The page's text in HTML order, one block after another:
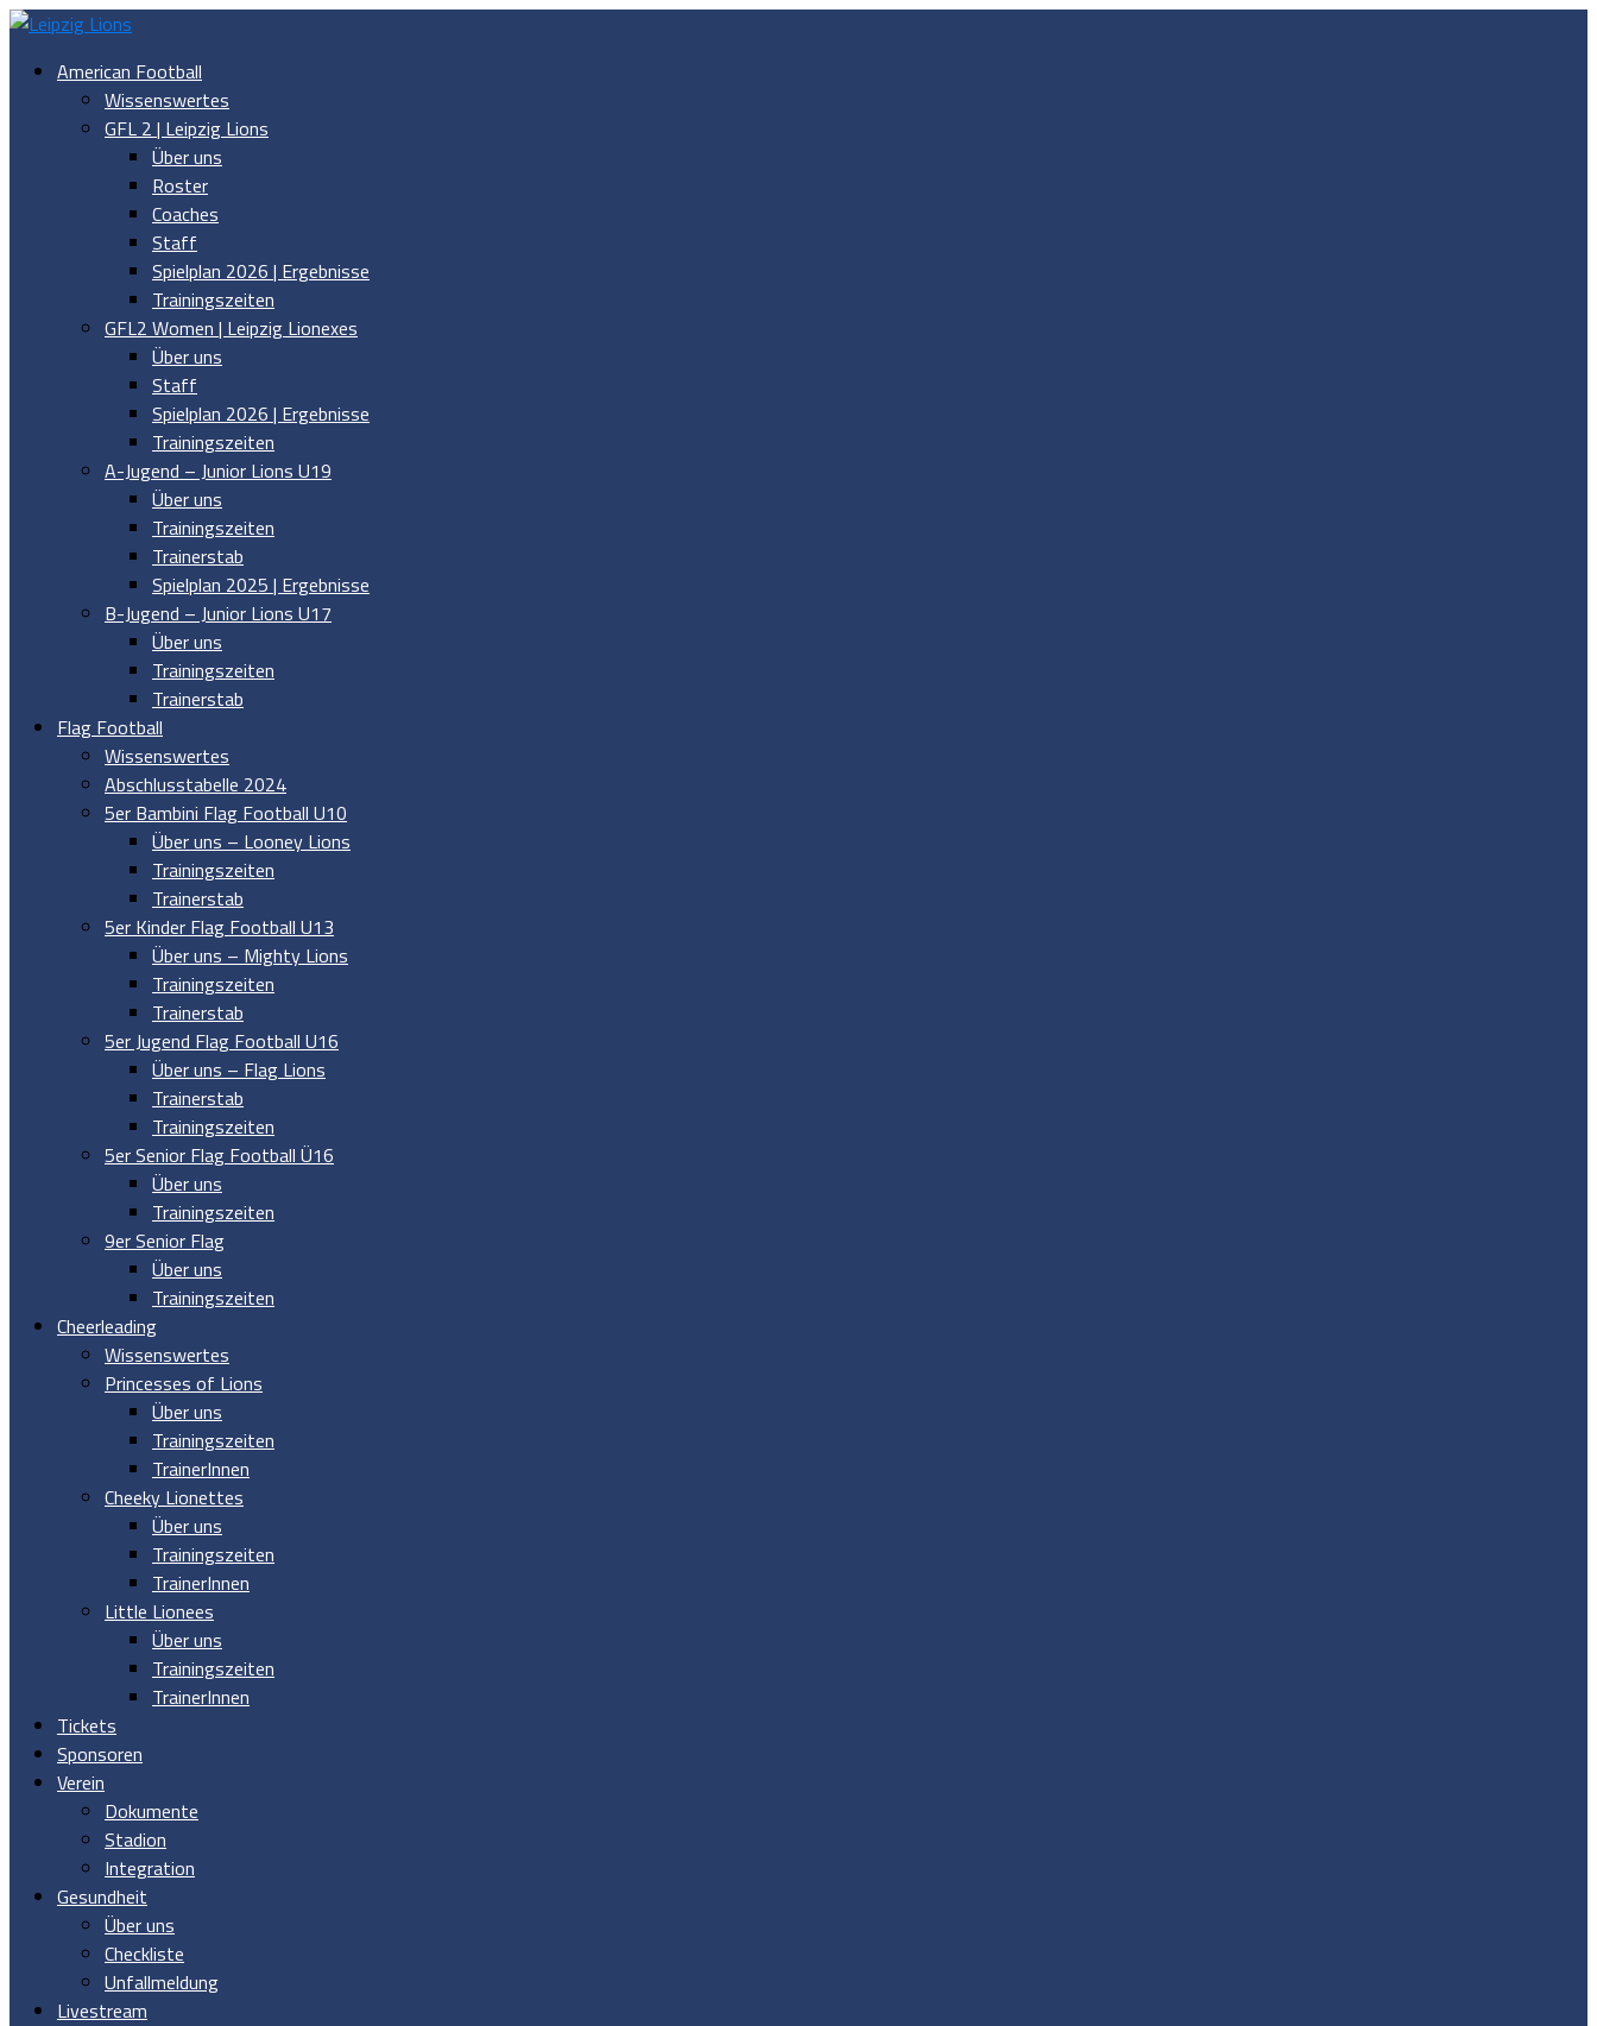
American Football
Wissenswertes
GFL 2 | Leipzig Lions
Über uns
Roster
Coaches
Staff
Spielplan 2026 | Ergebnisse
Trainingszeiten
GFL2 Women | Leipzig Lionexes
Über uns
Staff
Spielplan 2026 | Ergebnisse
Trainingszeiten
A-Jugend – Junior Lions U19
Über uns
Trainingszeiten
Trainerstab
Spielplan 2025 | Ergebnisse
B-Jugend – Junior Lions U17
Über uns
Trainingszeiten
Trainerstab
Flag Football
Wissenswertes
Abschlusstabelle 2024
5er Bambini Flag Football U10
Über uns – Looney Lions
Trainingszeiten
Trainerstab
5er Kinder Flag Football U13
Über uns – Mighty Lions
Trainingszeiten
Trainerstab
5er Jugend Flag Football U16
Über uns – Flag Lions
Trainerstab
Trainingszeiten
5er Senior Flag Football Ü16
Über uns
Trainingszeiten
9er Senior Flag
Über uns
Trainingszeiten
Cheerleading
Wissenswertes
Princesses of Lions
Über uns
Trainingszeiten
TrainerInnen
Cheeky Lionettes
Über uns
Trainingszeiten
TrainerInnen
Little Lionees
Über uns
Trainingszeiten
TrainerInnen
Tickets
Sponsoren
Verein
Dokumente
Stadion
Integration
Gesundheit
Über uns
Checkliste
Unfallmeldung
Livestream